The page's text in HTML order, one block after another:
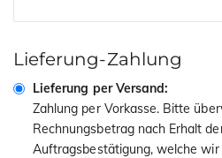
Lieferung-Zahlung
Lieferung per Versand:
Zahlung per Vorkasse. Bitte
Rechnungsbetrag nach Erhalt
Auftragsbestätigung, welche